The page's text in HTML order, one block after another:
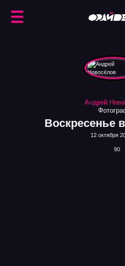
Воскресенье в
12 октября
Андрей
90